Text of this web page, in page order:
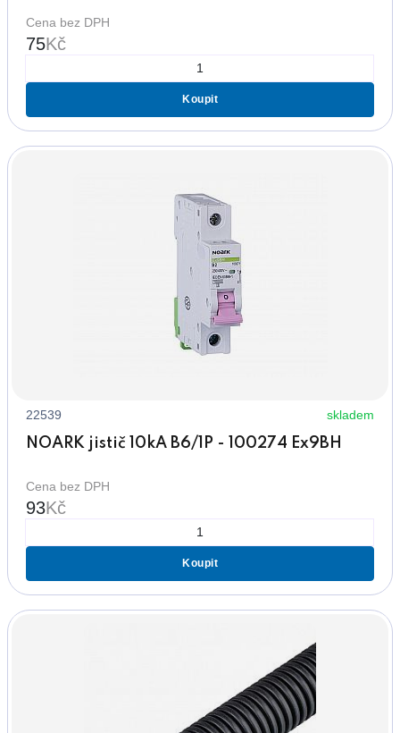
Cena bez DPH
75Kč
Koupit
22539 skladem
NOARK jistič 10kA B6/1P - 100274 Ex9BH
Cena bez DPH
93Kč
Koupit